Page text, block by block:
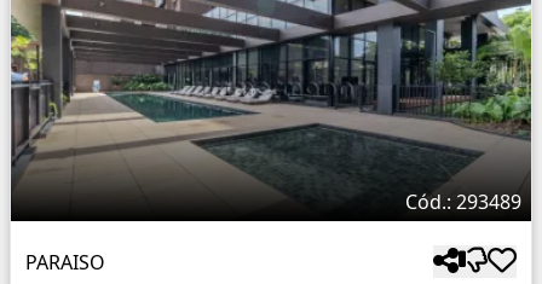
Cód.: 293489
PARAISO